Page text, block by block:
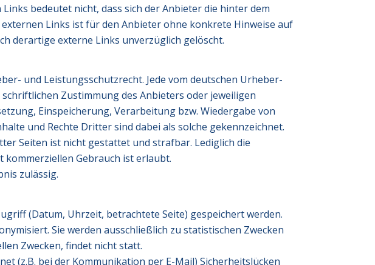
bedeutet nicht, dass sich der Anbieter die hinter dem
Links ist für den Anbieter ohne konkrete Hinweise auf
derartige externe Links unverzüglich gelöscht.
und Leistungsschutzrecht. Jede vom deutschen Urheber-
Zustimmung des Anbieters oder jeweiligen
Einspeicherung, Verarbeitung bzw. Wiedergabe von
und Rechte Dritter sind dabei als solche gekennzeichnet.
Seiten ist nicht gestattet und strafbar. Lediglich die
Gebrauch ist erlaubt.
zulässig.
(Datum, Uhrzeit, betrachtete Seite) gespeichert werden.
Sie werden ausschließlich zu statistischen Zwecken
Zwecken, findet nicht statt.
(z.B. bei der Kommunikation per E-Mail) Sicherheitslücken